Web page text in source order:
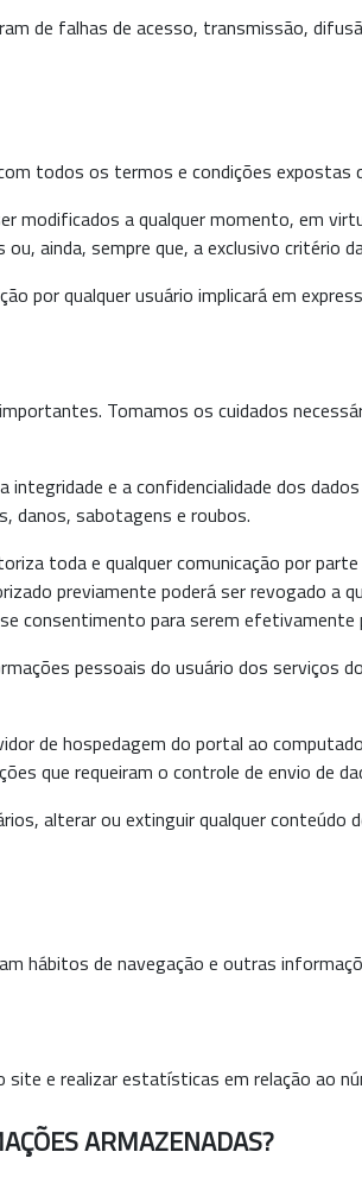
de falhas de acesso, transmissão,
todos os termos e condições expostas
modificados a qualquer momento, em
ainda, sempre que, a exclusivo critério
por qualquer usuário implicará em
Tomamos os cuidados
e a confidencialidade dos
danos, sabotagens e roubos.
toda e qualquer comunicação por
previamente poderá ser revogado a
consentimento para serem efetivamente
pessoais do usuário dos serviços
de hospedagem do portal ao
que requeiram o controle de envio de
alterar ou extinguir qualquer conteúdo
hábitos de navegação e outras
site e realizar estatísticas em relação ao
ARMAZENADAS?